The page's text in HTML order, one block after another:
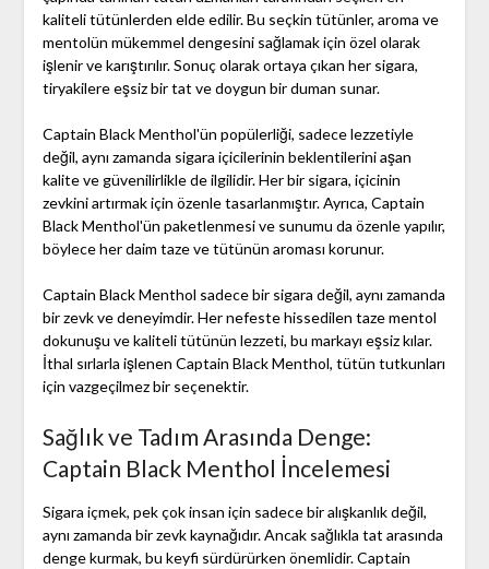
kaliteli tütünlerden elde edilir. Bu seçkin tütünler, aroma ve
mentolün mükemmel dengesini sağlamak için özel olarak
işlenir ve karıştırılır. Sonuç olarak ortaya çıkan her sigara,
tiryakilere eşsiz bir tat ve doygun bir duman sunar.
Captain Black Menthol'ün popülerliği, sadece lezzetiyle
değil, aynı zamanda sigara içicilerinin beklentilerini aşan
kalite ve güvenilirlikle de ilgilidir. Her bir sigara, içicinin
zevkini artırmak için özenle tasarlanmıştır. Ayrıca, Captain
Black Menthol'ün paketlenmesi ve sunumu da özenle yapılır,
böylece her daim taze ve tütünün aroması korunur.
Captain Black Menthol sadece bir sigara değil, aynı zamanda
bir zevk ve deneyimdir. Her nefeste hissedilen taze mentol
dokunuşu ve kaliteli tütünün lezzeti, bu markayı eşsiz kılar.
İthal sırlarla işlenen Captain Black Menthol, tütün tutkunları
için vazgeçilmez bir seçenektir.
Sağlık ve Tadım Arasında Denge:
Captain Black Menthol İncelemesi
Sigara içmek, pek çok insan için sadece bir alışkanlık değil,
aynı zamanda bir zevk kaynağıdır. Ancak sağlıkla tat arasında
denge kurmak, bu keyfi sürdürürken önemlidir. Captain